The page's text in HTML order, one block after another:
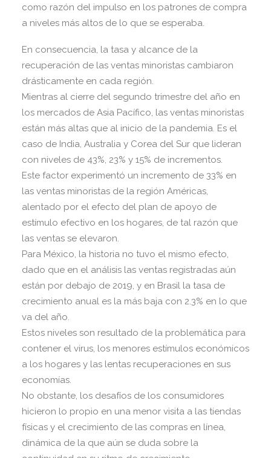
como razón del impulso en los patrones de compra
a niveles más altos de lo que se esperaba.
En consecuencia, la tasa y alcance de la
recuperación de las ventas minoristas cambiaron
drásticamente en cada región.
Mientras al cierre del segundo trimestre del año en
los mercados de Asia Pacífico, las ventas minoristas
están más altas que al inicio de la pandemia. Es el
caso de India, Australia y Corea del Sur que lideran
con niveles de 43%, 23% y 15% de incrementos.
Este factor experimentó un incremento de 33% en
las ventas minoristas de la región Américas,
alentado por el efecto del plan de apoyo de
estímulo efectivo en los hogares, de tal razón que
las ventas se elevaron.
Para México, la historia no tuvo el mismo efecto,
dado que en el análisis las ventas registradas aún
están por debajo de 2019, y en Brasil la tasa de
crecimiento anual es la más baja con 2.3% en lo que
va del año.
Estos niveles son resultado de la problemática para
contener el virus, los menores estímulos económicos
a los hogares y las lentas recuperaciones en sus
economías.
No obstante, los desafíos de los consumidores
hicieron lo propio en una menor visita a las tiendas
físicas y el crecimiento de las compras en línea,
dinámica de la que aún se duda sobre la